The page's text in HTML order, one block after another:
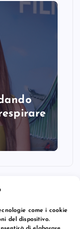
come i cookie
del dispositivo.